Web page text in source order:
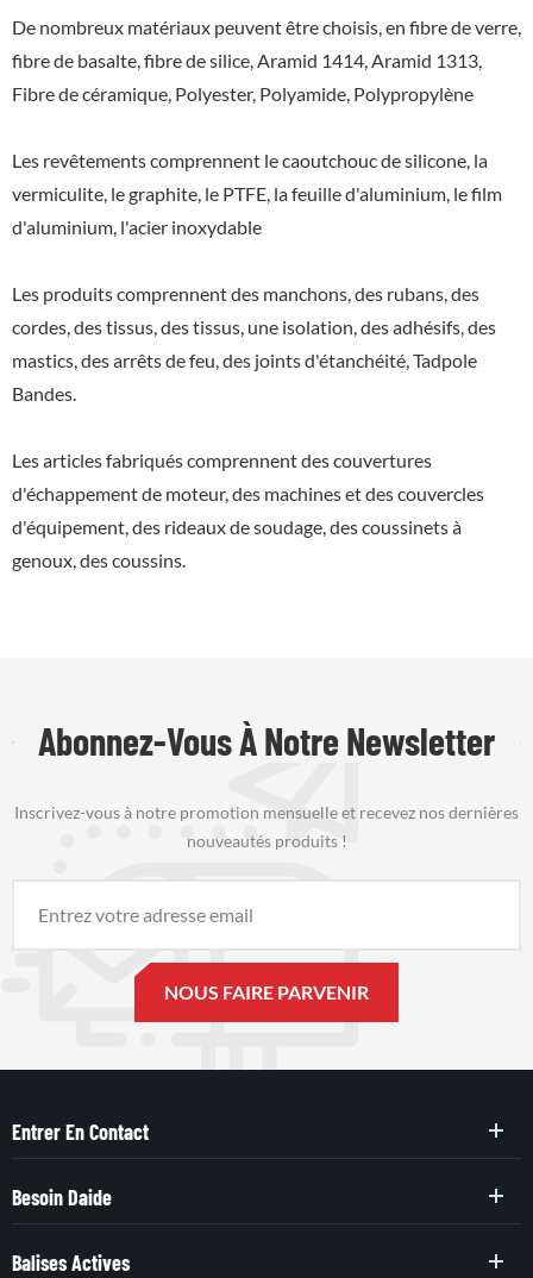
De nombreux matériaux peuvent être choisis, en fibre de verre,
fibre de basalte, fibre de silice, Aramid 1414, Aramid 1313,
Fibre de céramique, Polyester, Polyamide, Polypropylène
Les revêtements comprennent le caoutchouc de silicone, la
vermiculite, le graphite, le PTFE, la feuille d'aluminium, le film
d'aluminium, l'acier inoxydable
Les produits comprennent des manchons, des rubans, des
cordes, des tissus, des tissus, une isolation, des adhésifs, des
mastics, des arrêts de feu, des joints d'étanchéité, Tadpole
Bandes.
Les articles fabriqués comprennent des couvertures
d'échappement de moteur, des machines et des couvercles
d'équipement, des rideaux de soudage, des coussinets à
genoux, des coussins.
Abonnez-Vous À Notre Newsletter
Inscrivez-vous à notre promotion mensuelle et recevez nos dernières
nouveautés produits !
Entrer En Contact
Besoin Daide
Balises Actives